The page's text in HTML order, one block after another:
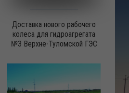
Доставка нового рабочего
колеса для гидроагрегата
№3 Верхне-Туломской ГЭС